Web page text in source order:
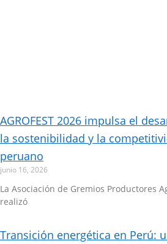
AGROFEST 2026 impulsa el
la sostenibilidad y la
peruano
junio 16, 2026
La Asociación de Gremios Productores
realizó
Transición energética en Perú: